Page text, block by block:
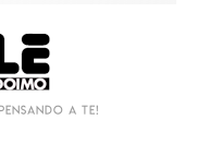
a te!